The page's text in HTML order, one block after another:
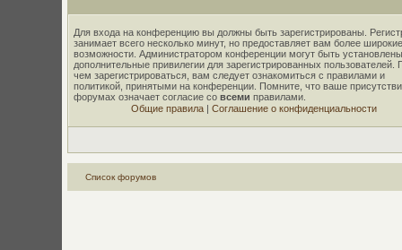
Для входа на конференцию вы должны быть зарегистрированы.
занимает всего несколько минут, но предоставляет вам более широкие
возможности. Администратором конференции могут быть
дополнительные привилегии для зарегистрированных пользователей.
чем зарегистрироваться, вам следует ознакомиться с правилами и
политикой, принятыми на конференции. Помните, что ваше
форумах означает согласие со всеми правилами.
Общие правила| Соглашение о конфиденциальности
Список форумов